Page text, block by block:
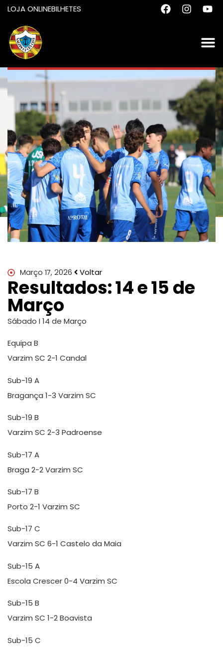
LOJA ONLINEBILHETES
Março 17, 2026 Voltar
Resultados: 14 e 15 de
Março
Sábado I 14 de Março
Equipa B
Varzim SC 2-1 Candal
Sub-19 A
Bragança 1-3 Varzim SC
Sub-19 B
Varzim SC 2-3 Padroense
Sub-17 A
Braga 2-2 Varzim SC
Sub-17 B
Porto 2-1 Varzim SC
Sub-17 C
Varzim SC 6-1 Castelo da Maia
Sub-15 A
Escola Crescer 0-4 Varzim SC
Sub-15 B
Varzim SC 1-2 Boavista
Sub-15 C